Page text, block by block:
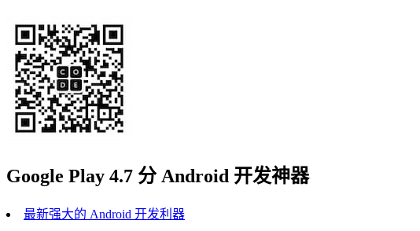
Google Play 4.7 分 Android 开发神器
最新强大的 Android 开发利器